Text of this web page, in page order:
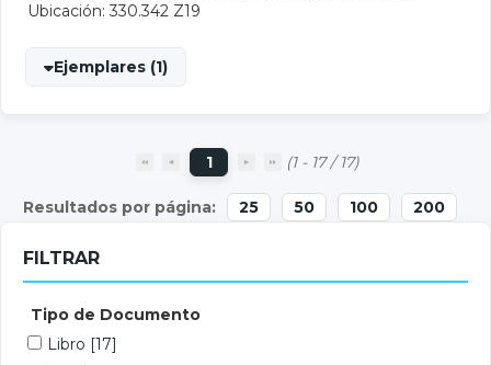
Ubicación: 330.342 Z19
Ejemplares (1)
1 (1 - 17 / 17)
25 50 100 200
FILTRAR
Tipo de Documento
Libro [17]